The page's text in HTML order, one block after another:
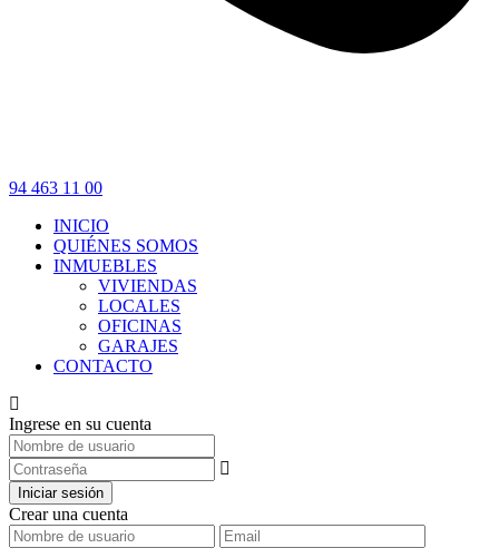
94 463 11 00
INICIO
QUIÉNES SOMOS
INMUEBLES
VIVIENDAS
LOCALES
OFICINAS
GARAJES
CONTACTO
Ingrese en su cuenta
Iniciar sesión
Crear una cuenta